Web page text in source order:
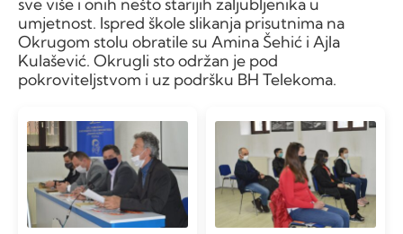
sve više i onih nešto starijih zaljubljenika u
umjetnost. Ispred škole slikanja prisutnima na
Okrugom stolu obratile su Amina Šehić i Ajla
Kulašević. Okrugli sto održan je pod
pokroviteljstvom i uz podršku BH Telekoma.